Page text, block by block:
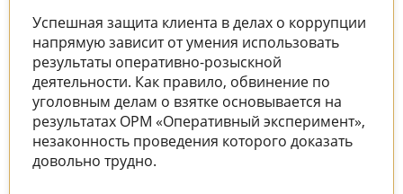
Успешная защита клиента в делах о коррупции
напрямую зависит от умения использовать
результаты оперативно-розыскной
деятельности. Как правило, обвинение по
уголовным делам о взятке основывается на
результатах ОРМ «Оперативный эксперимент»,
незаконность проведения которого доказать
довольно трудно.